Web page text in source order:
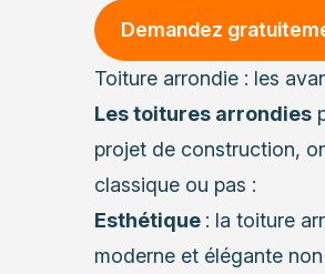
Demandez
Toiture arrondie : les
Les toitures arrondies
projet de construction,
classique ou pas :
Esthétique : la toiture
moderne et élégante